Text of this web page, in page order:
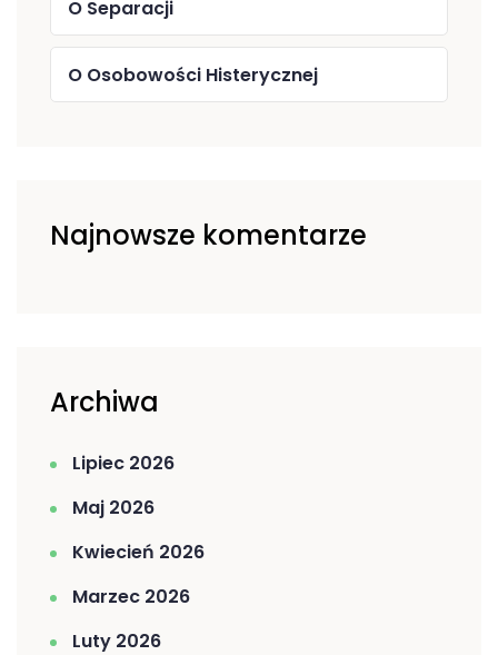
O Separacji
O Osobowości Histerycznej
Najnowsze komentarze
Archiwa
Lipiec 2026
Maj 2026
Kwiecień 2026
Marzec 2026
Luty 2026